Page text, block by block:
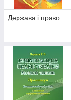
Держава і право